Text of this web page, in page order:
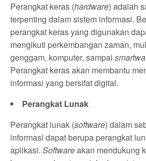
Perangkat keras (hardware) adalah
terpenting dalam sistem informasi.
perangkat keras yang digunakan
mengikuti perkembangan zaman,
genggam, komputer, sampai
Perangkat keras akan membantu
informasi yang bersifat digital.
Perangkat Lunak
Perangkat lunak (software) dalam
informasi dapat berupa perangkat
aplikasi.Softwareakan mendukung